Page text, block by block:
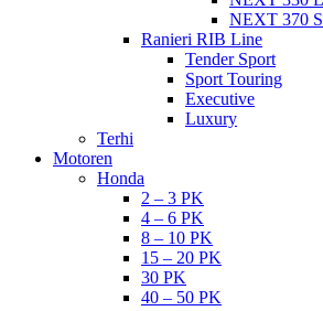
NEXT 370
Ranieri RIB Line
Tender Sport
Sport Touring
Executive
Luxury
Terhi
Motoren
Honda
2 – 3 PK
4 – 6 PK
8 – 10 PK
15 – 20 PK
30 PK
40 – 50 PK